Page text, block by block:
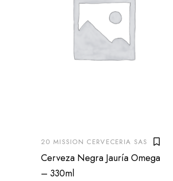
20 MISSION CERVECERIA SAS
Cerveza Negra Jauría Omega
– 330ml